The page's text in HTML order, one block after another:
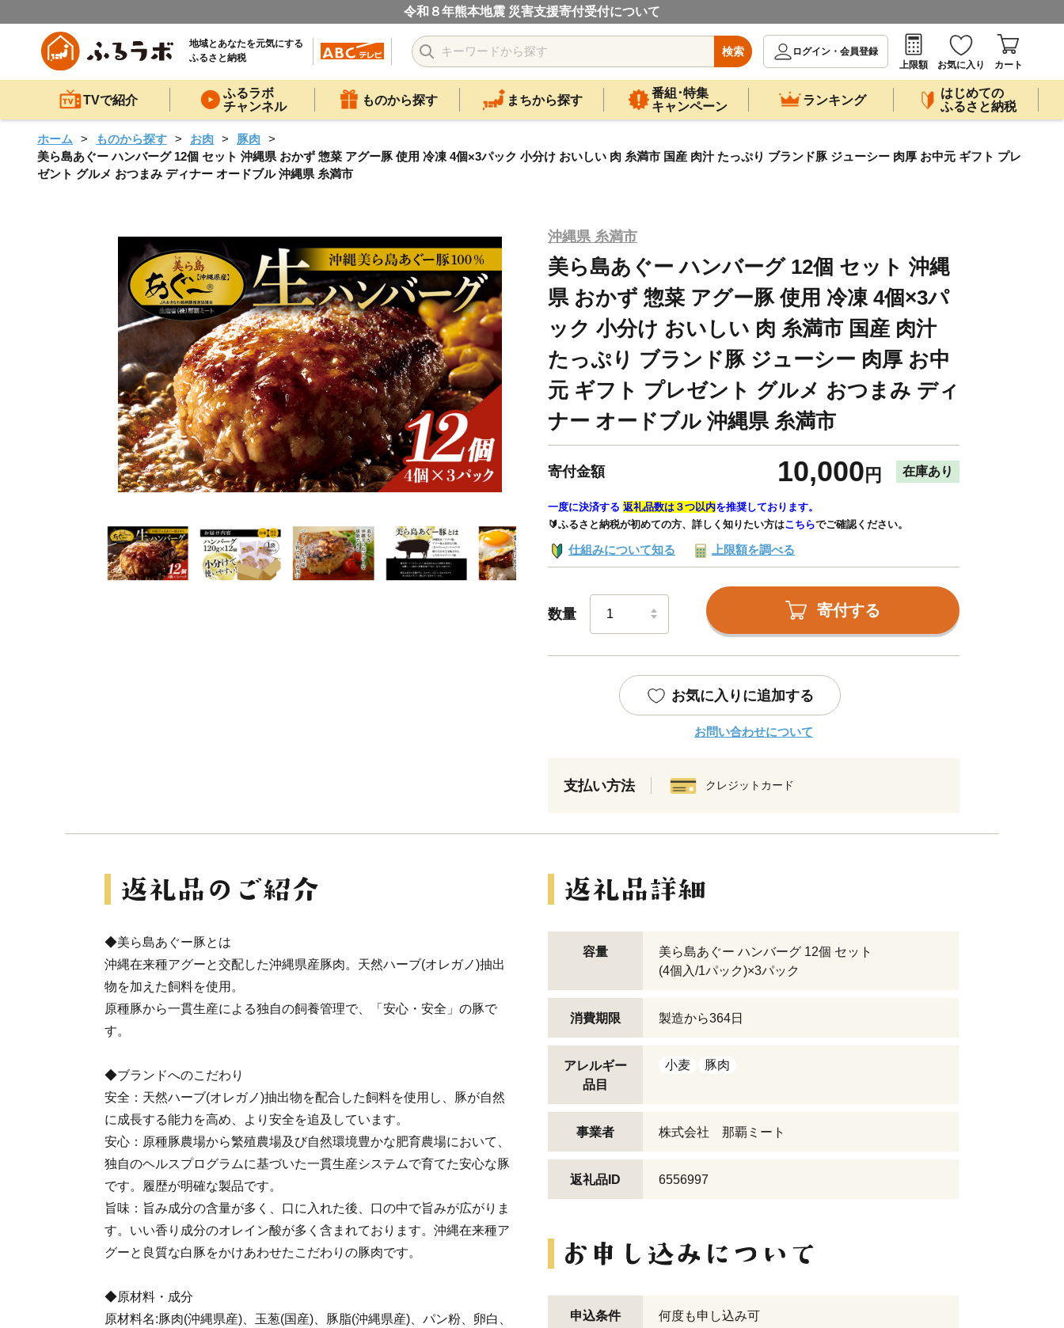
令和８年熊本地震 災害支援寄付受付について
地域とあなたを元気にする
ふるさと納税
検索
ログイン・会員登録
上限額
お気に入り カート
TVで紹介
ふるラボ
チャンネル
ものから探す まちから探す
番組･特集
キャンペーン
ランキング
はじめての
ふるさと納税
ホーム ものから探す お肉
豚肉
美ら島あぐー ハンバーグ 12個 セット 沖縄県 おかず 惣菜 アグー豚 使用 冷凍 4個×3パック 小分け おいしい 肉 糸満市 国産 肉汁 たっぷり ブランド豚 ジューシー 肉厚 お中元 ギフト プレ
ゼント グルメ おつまみ ディナー オードブル 沖縄県 糸満市
沖縄県 糸満市
美ら島あぐー ハンバーグ 12個 セット 沖縄
県 おかず 惣菜 アグー豚 使用 冷凍 4個×3パ
ック 小分け おいしい 肉 糸満市 国産 肉汁
たっぷり ブランド豚 ジューシー 肉厚 お中
元 ギフト プレゼント グルメ おつまみ ディ
ナー オードブル 沖縄県 糸満市
寄付金額 10,000 円 在庫あり
一度に決済する 返礼品数は３つ以内を推奨しております。
🔰ふるさと納税が初めての方、詳しく知りたい方はこちらでご確認ください。
仕組みについて知る 上限額を調べる
数量 寄付する
お気に入りに追加する
お問い合わせについて
支払い方法 クレジットカード
◆美ら島あぐー豚とは
沖縄在来種アグーと交配した沖縄県産豚肉。天然ハーブ(オレガノ)抽出
物を加えた飼料を使用。
原種豚から一貫生産による独自の飼養管理で、「安心・安全」の豚で
す。
◆ブランドへのこだわり
安全：天然ハーブ(オレガノ)抽出物を配合した飼料を使用し、豚が自然
に成長する能力を高め、より安全を追及しています。
安心：原種豚農場から繁殖農場及び自然環境豊かな肥育農場において、
独自のヘルスプログラムに基づいた一貫生産システムで育てた安心な豚
です。履歴が明確な製品です。
旨味：旨み成分の含量が多く、口に入れた後、口の中で旨みが広がりま
す。いい香り成分のオレイン酸が多く含まれております。沖縄在来種ア
グーと良質な白豚をかけあわせたこだわりの豚肉です。
◆原材料・成分
原材料名:豚肉(沖縄県産)、玉葱(国産)、豚脂(沖縄県産)、パン粉、卵白、
容量
美ら島あぐー ハンバーグ 12個 セット
(4個入/1パック)×3パック
消費期限 製造から364日
アレルギー
品目
小麦 豚肉
事業者 株式会社 那覇ミート
返礼品ID 6556997
申込条件 何度も申し込み可